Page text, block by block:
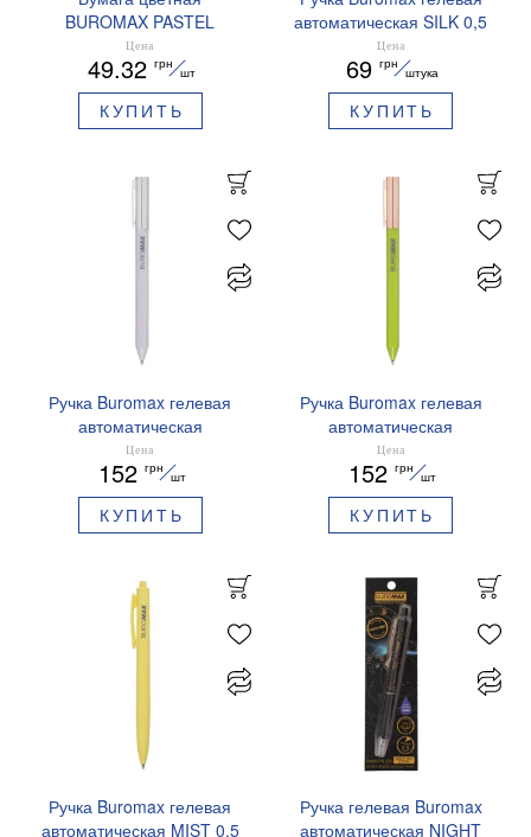
BUROMAX PASTEL
EUROMAX 20 арк А4 80 г/
мс BM.2721220E-08
Цена
49.32 грн
шт
КУПИТЬ
автоматическая SILK 0,5
мм синие чернила
BM.83100
Цена
69 грн
штука
КУПИТЬ
Ручка Buromax гелевая
автоматическая
PRESTIGE SILVER 0,5 мм
синие чернила BM.83102
Цена
152 грн
шт
КУПИТЬ
Ручка Buromax гелевая
автоматическая
PRESTIGE GOLD 0,5 мм
синие чернила BM.83101
Цена
152 грн
шт
КУПИТЬ
Ручка Buromax гелевая
автоматическая MIST 0,5
Ручка гелевая Buromax
автоматическая NIGHT